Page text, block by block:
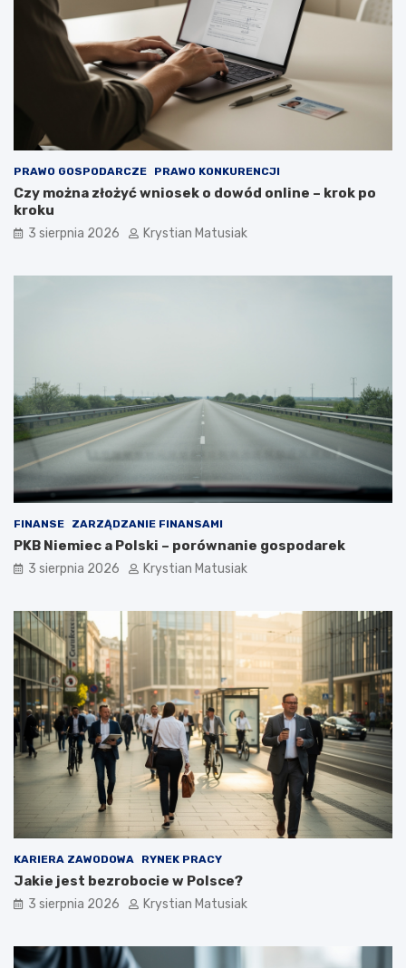
PRAWO GOSPODARCZE PRAWO KONKURENCJI
Czy można złożyć wniosek o dowód online – krok po
kroku
3 sierpnia 2026 Krystian Matusiak
FINANSE ZARZĄDZANIE FINANSAMI
PKB Niemiec a Polski – porównanie gospodarek
3 sierpnia 2026 Krystian Matusiak
KARIERA ZAWODOWA RYNEK PRACY
Jakie jest bezrobocie w Polsce?
3 sierpnia 2026 Krystian Matusiak